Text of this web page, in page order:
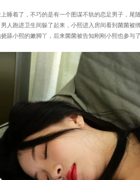
睡着了，不巧的是有一个图谋不轨的恋足男子，
人跑进卫生间躲了起来，小熙进入房间看到菌菌
舔小熙的嫩脚丫，后来菌菌被告知刚刚小熙也参与